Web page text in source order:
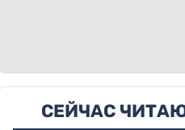
СЕЙЧАС